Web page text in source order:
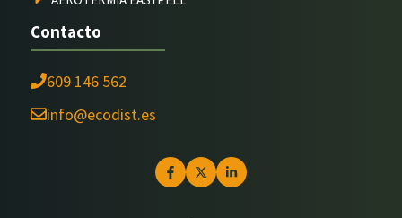
Contacto
609 146 562
info@ecodist.es